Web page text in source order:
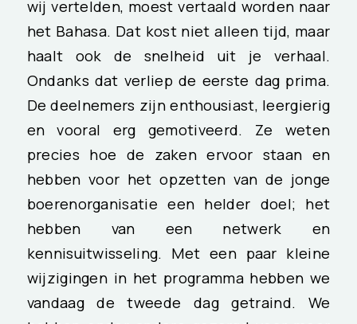
wij vertelden, moest vertaald worden naar
het Bahasa. Dat kost niet alleen tijd, maar
haalt ook de snelheid uit je verhaal.
Ondanks dat verliep de eerste dag prima.
De deelnemers zijn enthousiast, leergierig
en vooral erg gemotiveerd. Ze weten
precies hoe de zaken ervoor staan en
hebben voor het opzetten van de jonge
boerenorganisatie een helder doel; het
hebben van een netwerk en
kennisuitwisseling. Met een paar kleine
wijzigingen in het programma hebben we
vandaag de tweede dag getraind. We